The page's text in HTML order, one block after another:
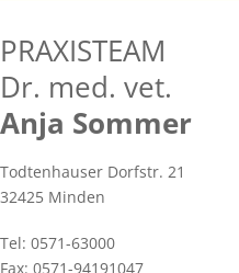
PRAXISTEAM
Dr. med. vet.
Anja Sommer
Todtenhauser Dorfstr. 21
32425 Minden
Tel: 0571-63000
Fax: 0571-94191047